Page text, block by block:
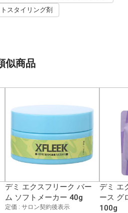
スタイリング剤
似商品
デミ エクスフリーク バー
ム ソフトメーカー 40g
定価 : サロン契約後表示
デミ エ
ース グ
100g